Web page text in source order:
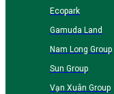
Ecopark
Gamuda Land
Nam Long Group
Sun Group
Vạn Xuân Group